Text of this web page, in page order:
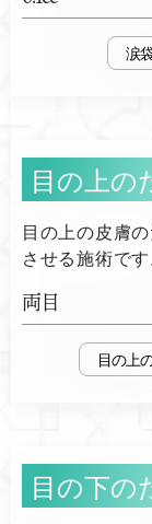
涙
目の上の
目の上の皮膚
させる施術です
両目
目の上
目の下の